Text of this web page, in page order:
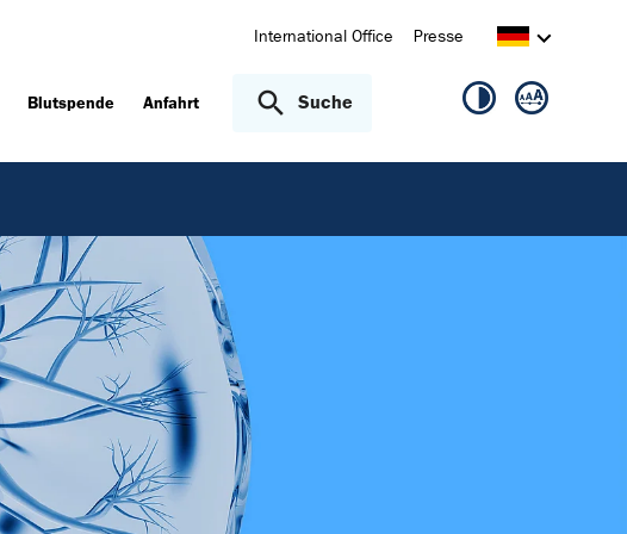
International Office Presse
Blutspende Anfahrt Suche